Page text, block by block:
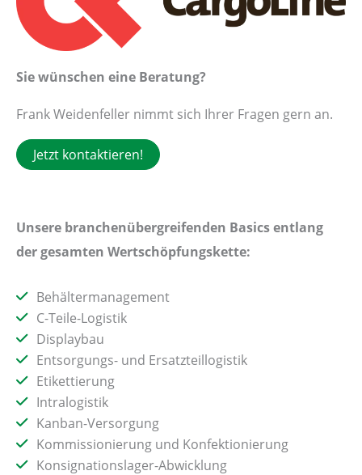
Sie wünschen eine Beratung?
Frank Weidenfeller nimmt sich Ihrer Fragen gern an.
Jetzt kontaktieren!
Unsere branchenübergreifenden Basics entlang
der gesamten Wertschöpfungskette:
Behältermanagement
C-Teile-Logistik
Displaybau
Entsorgungs- und Ersatzteillogistik
Etikettierung
Intralogistik
Kanban-Versorgung
Kommissionierung und Konfektionierung
Konsignationslager-Abwicklung